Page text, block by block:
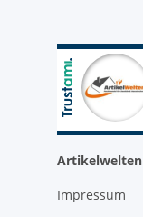
Artikelwelten
Impressum